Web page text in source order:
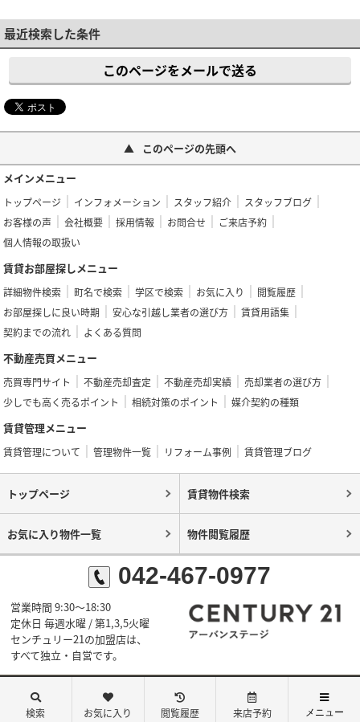
最近検索した条件
このページをメールで送る
このページの先頭へ
メインメニュー
トップページ インフォメーション スタッフ紹介
スタッフブログ
お客様の声
会社概要 採用情報 お問合せ
ご来店予約
個人情報の取扱い
賃貸お部屋探しメニュー
詳細物件検索 町名で検索 学区で検索 お気に入り
閲覧履歴
お部屋探しに良い時期
安心な引越し業者の選び方
賃貸用語集
契約までの流れ
よくある質問
不動産売買メニュー
売買専門サイト 不動産売却査定 不動産売却実績
売却業者の選び方
少しでも高く売るポイント
相続対策のポイント 媒介契約の種類
賃貸管理メニュー
賃貸管理について 管理物件一覧 リフォーム事例 賃貸管理ブログ
トップページ 賃貸物件検索
お気に入り物件一覧 物件閲覧履歴
042-467-0977
営業時間 9:30～18:30
定休日 毎週水曜 / 第1,3,5火曜
センチュリー21の加盟店は、
すべて独立・自営です。
検索 お気に入り 閲覧履歴 来店予約 メニュー